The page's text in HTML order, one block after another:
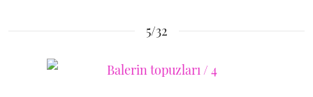
5/32